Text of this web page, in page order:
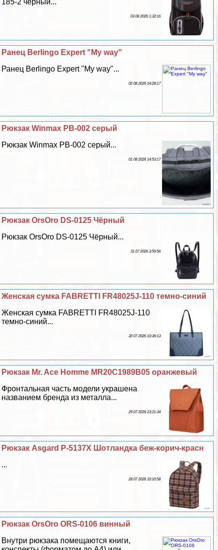
03 08 2026 1:32:16
Ранец Berlingo Expert "My way"
Ранец Berlingo Expert "My way"...
02 08 2026 14:28:17
Рюкзак Winmax PB-002 серый
Рюкзак Winmax PB-002 серый...
01 08 2026 14:53:17
Рюкзак OrsOro DS-0125 Чёрный
Рюкзак OrsOro DS-0125 Чёрный...
31 07 2026 3:59:56
Женская сумка FABRETTI FR48025J-110 темно-синий
Женская сумка FABRETTI FR48025J-110
темно-синий...
30 07 2026 10:36:13
Рюкзак Mr. Ace Homme MR20C1989B05 оранжевый
Фронтальная часть модели украшена
названием бренда из металла...
29 07 2026 23:21:34
Рюкзак Asgard Р-5137Х Шотландка беж-корич-красн
...
28 07 2026 10:10:58
Рюкзак OrsOro ORS-0106 винный
Внутри рюкзака помещаются книги,